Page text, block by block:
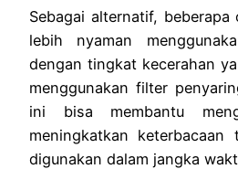
Sebagai alternatif, beberapa
lebih nyaman
dengan tingkat kecerahan
menggunakan filter
ini bisa membantu
meningkatkan
digunakan dalam jangka